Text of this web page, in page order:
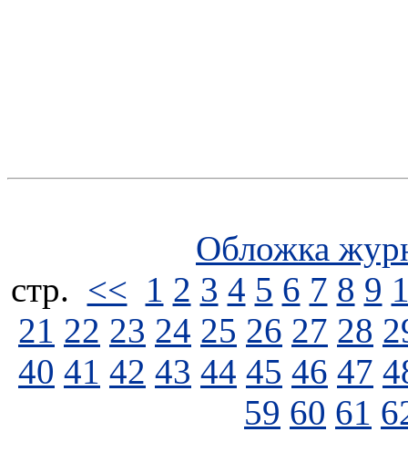
Обложка
стp. << 1 2 3 4 5 6 7 8 9
21 22 23 24 25 26 27 28
40 41 42 43 44 45 46 47
59 60 61